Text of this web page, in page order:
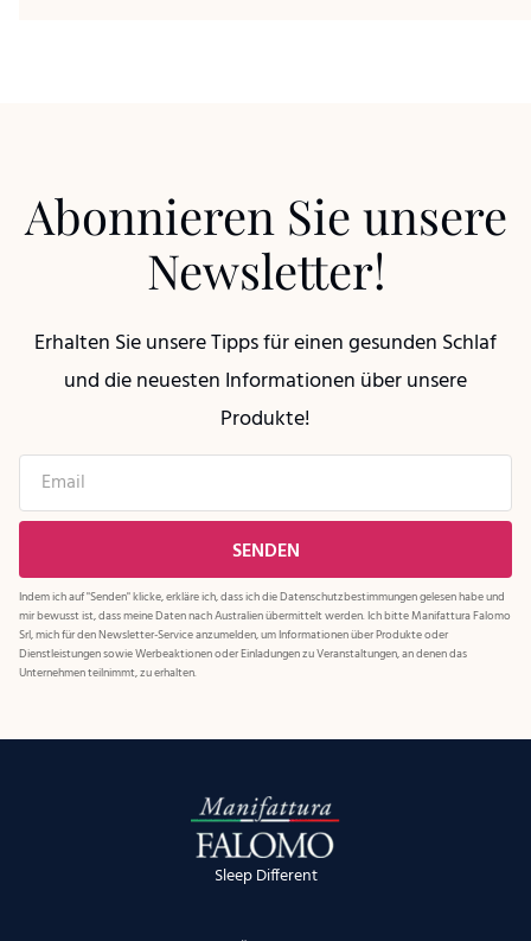
Abonnieren Sie unsere
Newsletter!
Erhalten Sie unsere Tipps für einen gesunden Schlaf
und die neuesten Informationen über unsere
Produkte!
Indem ich auf "Senden" klicke, erkläre ich, dass ich dieDatenschutzbestimmungengelesen habe und
mir bewusst ist, dass meine Daten nach Australien übermittelt werden. Ich bitte Manifattura Falomo
Srl, mich für den Newsletter-Service anzumelden, um Informationen über Produkte oder
Dienstleistungen sowie Werbeaktionen oder Einladungen zu Veranstaltungen, an denen das
Unternehmen teilnimmt, zu erhalten.
Sleep Different